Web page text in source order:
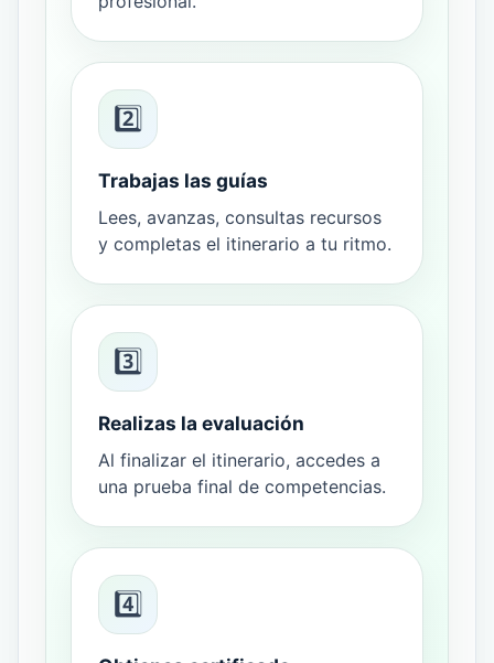
2️⃣
Trabajas las guías
Lees, avanzas, consultas recursos
y completas el itinerario a tu ritmo.
3️⃣
Realizas la evaluación
Al finalizar el itinerario, accedes a
una prueba final de competencias.
4️⃣